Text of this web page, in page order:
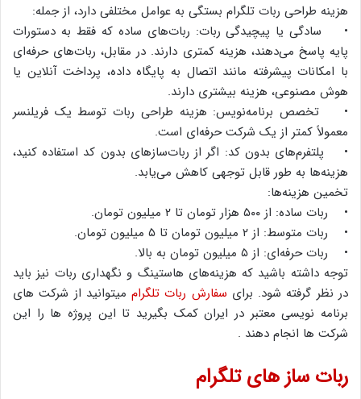
هزینه طراحی ربات تلگرام بستگی به عوامل مختلفی دارد، از جمله:
• سادگی یا پیچیدگی ربات: ربات‌های ساده که فقط به دستورات
پایه پاسخ می‌دهند، هزینه کمتری دارند. در مقابل، ربات‌های حرفه‌ای
با امکانات پیشرفته مانند اتصال به پایگاه داده، پرداخت آنلاین یا
هوش مصنوعی، هزینه بیشتری دارند.
• تخصص برنامه‌نویس: هزینه طراحی ربات توسط یک فریلنسر
معمولاً کمتر از یک شرکت حرفه‌ای است.
• پلتفرم‌های بدون کد: اگر از ربات‌سازهای بدون کد استفاده کنید،
هزینه‌ها به طور قابل توجهی کاهش می‌یابد.
تخمین هزینه‌ها:
• ربات ساده: از ۵۰۰ هزار تومان تا ۲ میلیون تومان.
• ربات متوسط: از ۲ میلیون تومان تا ۵ میلیون تومان.
• ربات حرفه‌ای: از ۵ میلیون تومان به بالا.
توجه داشته باشید که هزینه‌های هاستینگ و نگهداری ربات نیز باید
در نظر گرفته شود. برای سفارش ربات تلگراممیتوانید از شرکت های
برنامه نویسی معتبر در ایران کمک بگیرید تا این پروژه ها را این
شرکت ها انجام دهند .
ربات ساز های تلگرام